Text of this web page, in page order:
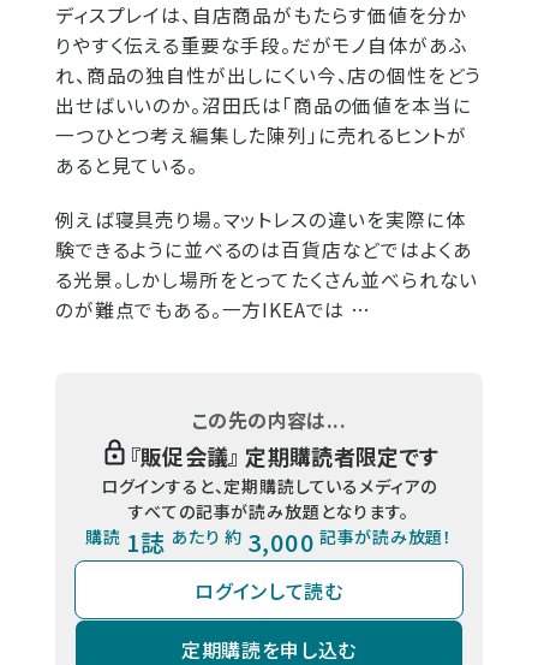
ディスプレイは、自店商品がもたらす価値を分か
りやすく伝える重要な手段。だがモノ自体があふ
れ、商品の独自性が出しにくい今、店の個性をどう
出せばいいのか。沼田氏は「商品の価値を本当に
一つひとつ考え編集した陳列」に売れるヒントが
あると見ている。
例えば寝具売り場。マットレスの違いを実際に体
験できるように並べるのは百貨店などではよくあ
る光景。しかし場所をとってたくさん並べられない
のが難点でもある。一方IKEAでは …
この先の内容は...
『販促会議』 定期購読者限定です
ログインすると、定期購読しているメディアの
すべての記事が読み放題となります。
購読 1誌 あたり 約 3,000 記事が読み放題！
ログインして読む
定期購読を申し込む